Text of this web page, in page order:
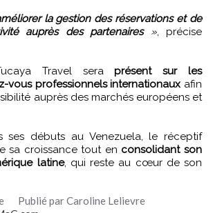
la gestion des réservations et de
auprès des partenaires», précise
Travel seraprésent sur les
vous professionnels internationaux afin
auprès des marchés européens et
ses débuts au Venezuela, le réceptif
sa croissance tout en consolidant son
latine, qui reste au cœur de son
Publié par Caroline Lelievre